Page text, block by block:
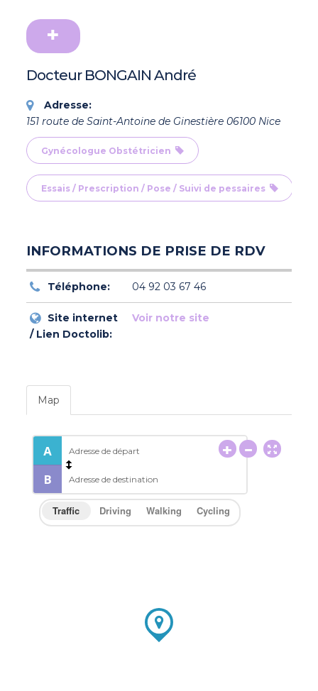
Docteur BONGAIN André
Adresse:
151 route de Saint-Antoine de Ginestière 06100 Nice
Gynécologue Obstétricien
Essais / Prescription / Pose / Suivi de pessaires
INFORMATIONS DE PRISE DE RDV
Téléphone: 04 92 03 67 46
Site internet
/ Lien Doctolib:
Voir notre site
Map
Traffic Driving Walking Cycling